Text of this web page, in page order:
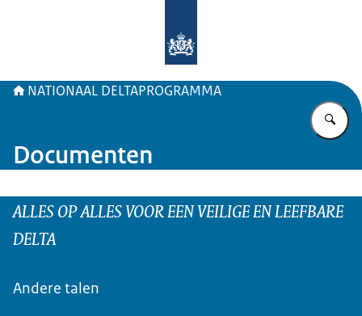
NATIONAAL DELTAPROGRAMMA
Documenten
ALLES OP ALLES VOOR EEN VEILIGE EN LEEFBARE
DELTA
Andere talen